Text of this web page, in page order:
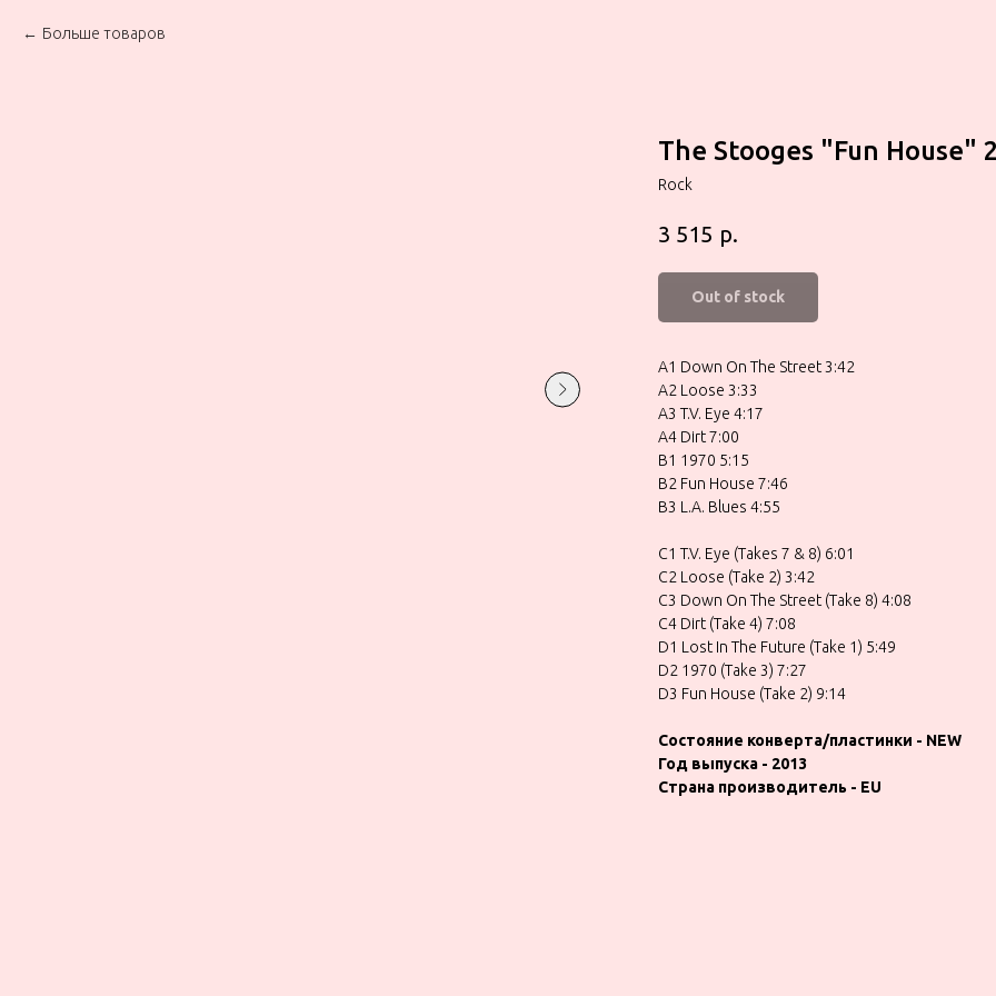
Больше товаров
The Stooges ‎"Fun House"
Rock
3 515 р.
Out of stock
A1 Down On The Street 3:42
A2 Loose 3:33
A3 T.V. Eye 4:17
A4 Dirt 7:00
B1 1970 5:15
B2 Fun House 7:46
B3 L.A. Blues 4:55
C1 T.V. Eye (Takes 7 & 8) 6:01
C2 Loose (Take 2) 3:42
C3 Down On The Street (Take 8) 4:08
C4 Dirt (Take 4) 7:08
D1 Lost In The Future (Take 1) 5:49
D2 1970 (Take 3) 7:27
D3 Fun House (Take 2) 9:14
Состояние конверта/пластинки - NEW
Год выпуска - 2013
Страна производитель - EU